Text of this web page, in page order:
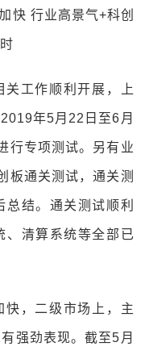
快 行业高景气+科创
工作顺利开展，上
年5月22日至6月
行专项测试。另有业
板通关测试，通关测
结。通关测试顺利
、清算系统等全部已
快，二级市场上，主
强劲表现。截至5月